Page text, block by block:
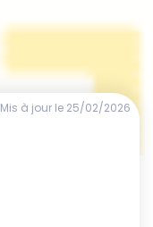
Mis à jour le 25/02/2026